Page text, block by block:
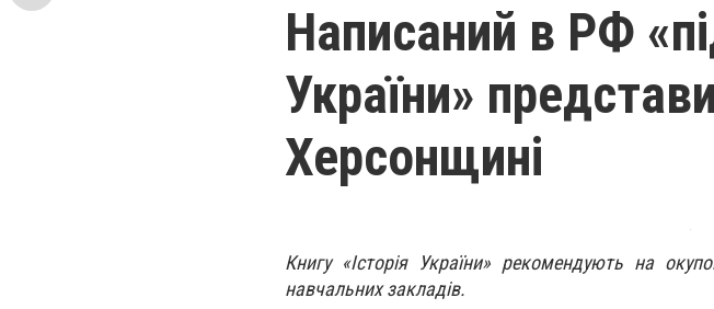
Написаний в РФ
України»
Херсонщині
Книгу «Історія України» рекомендують на
навчальних закладів.